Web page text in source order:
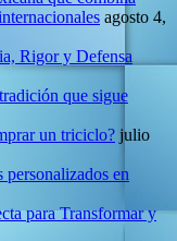
agosto 4,
Rigor y Defensa
que sigue
un triciclo? julio
en
para Transformar y